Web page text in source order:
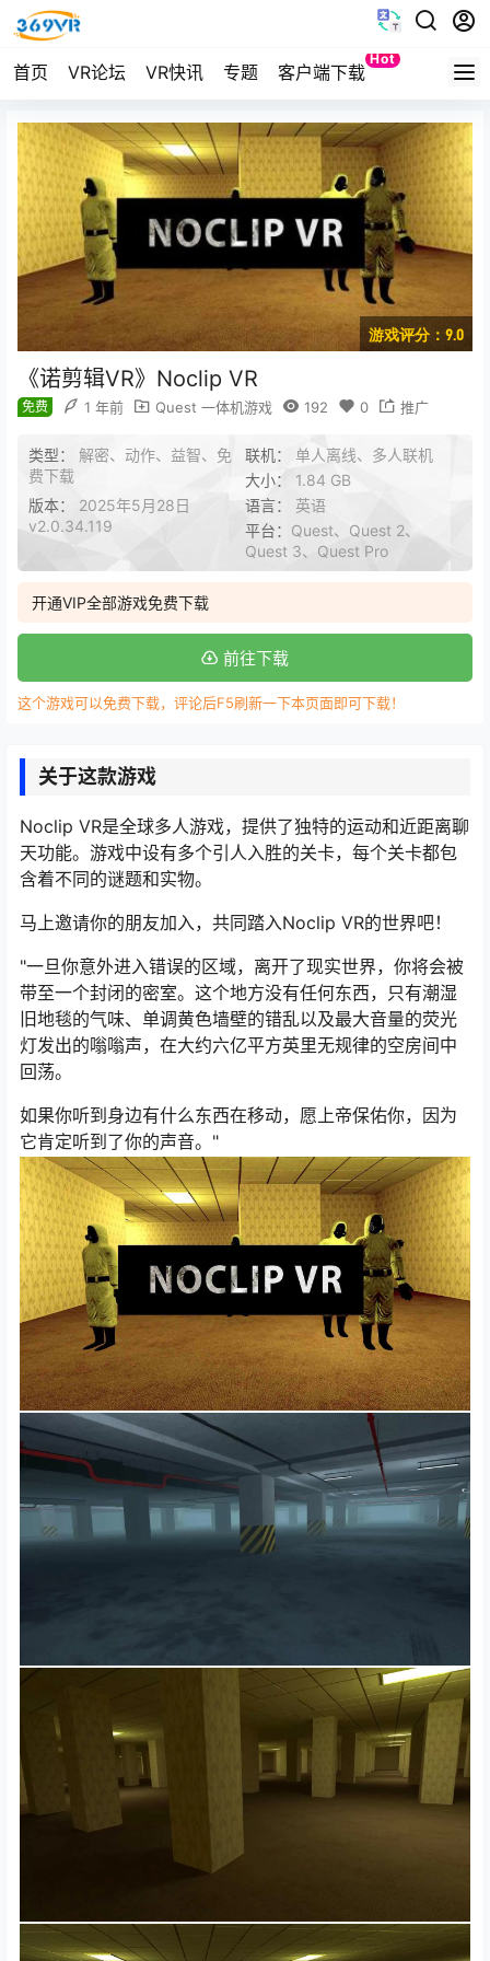
首页 VR论坛 VR快讯 专题 客户端下载
Hot
Quest
游戏评分：9.0
《诺剪辑VR》Noclip VR
免费 1 年前 Quest 一体机游戏 192 0 推广
类型： 解密、动作、益智、免
费下载
联机： 单人离线、多人联机
大小： 1.84 GB
版本： 2025年5月28日
v2.0.34.119
语言： 英语
平台： Quest、Quest 2、
Quest 3、Quest Pro
开通VIP全部游戏免费下载
前往下载
这个游戏可以免费下载，评论后F5刷新一下本页面即可下载！
关于这款游戏
Noclip VR是全球多人游戏，提供了独特的运动和近距离聊
天功能。游戏中设有多个引人入胜的关卡，每个关卡都包
含着不同的谜题和实物。
马上邀请你的朋友加入，共同踏入Noclip VR的世界吧！
"一旦你意外进入错误的区域，离开了现实世界，你将会被
带至一个封闭的密室。这个地方没有任何东西，只有潮湿
旧地毯的气味、单调黄色墙壁的错乱以及最大音量的荧光
灯发出的嗡嗡声，在大约六亿平方英里无规律的空房间中
回荡。
如果你听到身边有什么东西在移动，愿上帝保佑你，因为
它肯定听到了你的声音。"